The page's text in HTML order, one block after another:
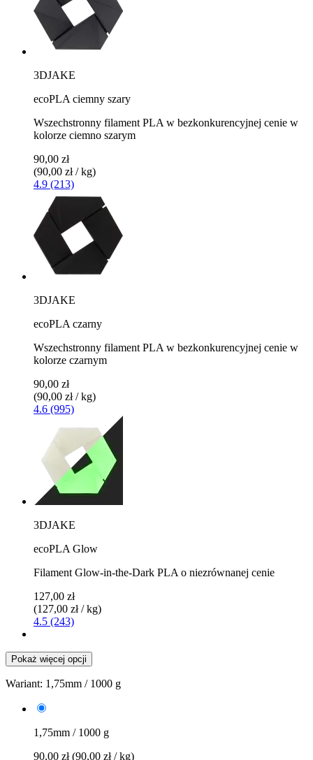
3DJAKE
ecoPLA ciemny szary
Wszechstronny filament PLA w bezkonkurencyjnej cenie w
kolorze ciemno szarym
90,00 zł
(90,00 zł / kg)
4.9 (213)
3DJAKE
ecoPLA czarny
Wszechstronny filament PLA w bezkonkurencyjnej cenie w
kolorze czarnym
90,00 zł
(90,00 zł / kg)
4.6 (995)
3DJAKE
ecoPLA Glow
Filament Glow-in-the-Dark PLA o niezrównanej cenie
127,00 zł
(127,00 zł / kg)
4.5 (243)
Pokaż więcej opcji
Wariant: 1,75mm / 1000 g
1,75mm / 1000 g
90,00 zł(90,00 zł / kg)